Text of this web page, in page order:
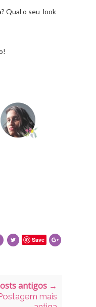
Qual o seu look
Save
antigos →
mais